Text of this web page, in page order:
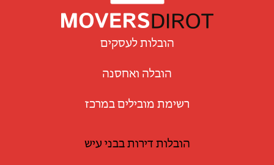
הובלות לעסקים
הובלה ואחסנה
רשימת מובילים במרכז
הובלות דירות בבני עיש